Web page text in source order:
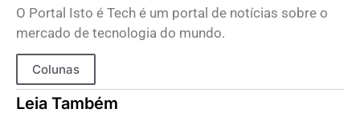
O Portal Isto é Tech é um portal de notícias sobre o
mercado de tecnologia do mundo.
Colunas
Leia Também